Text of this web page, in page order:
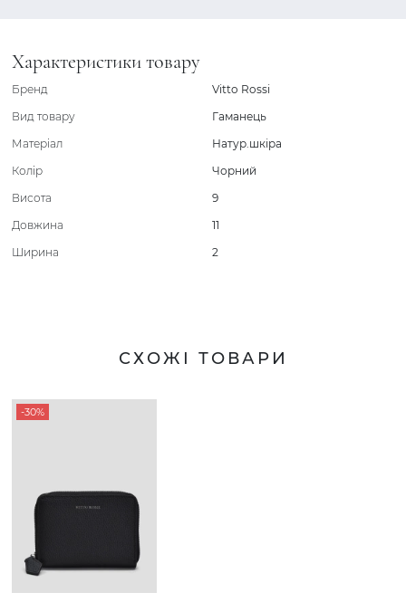
Характеристики товару
Бренд
Vitto Rossi
Вид товару
Гаманець
Матеріал
Натур.шкіра
Колір
Чорний
Висота
9
Довжина
11
Ширина
2
СХОЖІ ТОВАРИ
-30%